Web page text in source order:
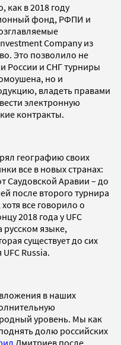
как в 2018 году
фонд, РФПИ и
Company из
Это позволило не
России и СНГ турниры
но и
владеть правами
электронную
контракты.
географию своих
все в новых странах:
Саудовской Аравии – до
после второго турнира
все говорило о
2018 года у UFC
русском языке,
существует до сих
Russia.
в наших
уровень. Мы как
долю российских
Дмитриев после